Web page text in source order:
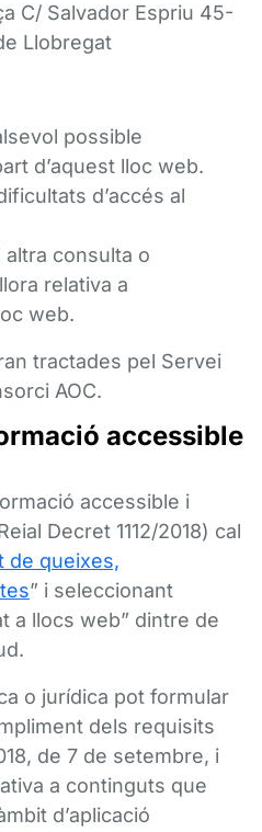
C/ Salvador Espriu 45-
Llobregat
possible
d’aquest lloc web.
d’accés al
altra consulta o
relativa a
web.
tractades pel Servei
AOC.
accessible
accessible i
Decret 1112/2018) cal
de queixes,
” i seleccionant
a llocs web” dintre de
o jurídica pot formular
dels requisits
de 7 de setembre, i
a continguts que
d’aplicació